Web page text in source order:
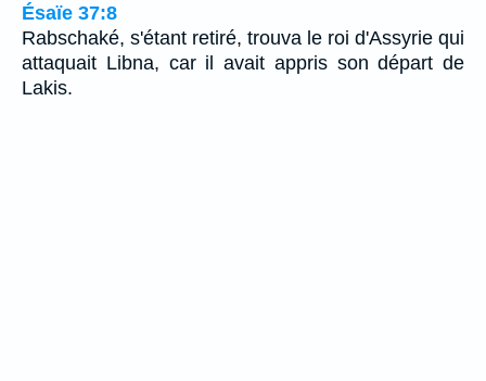
Ésaïe 37:8
Rabschaké, s'étant retiré, trouva le roi d'Assyrie qui
attaquait Libna, car il avait appris son départ de
Lakis.